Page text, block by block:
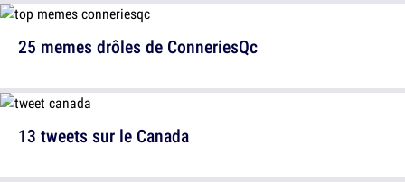
25 memes drôles de ConneriesQc
13 tweets sur le Canada